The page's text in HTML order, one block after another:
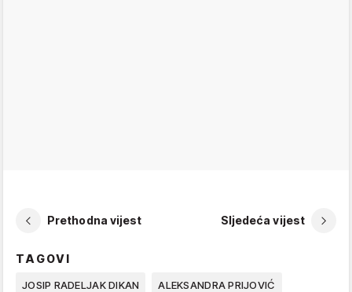
Prethodna vijest Sljedeća vijest
TAGOVI
JOSIP RADELJAK DIKAN ALEKSANDRA PRIJOVIĆ